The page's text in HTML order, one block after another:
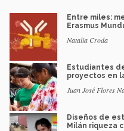
Entre miles:
Erasmus
Natalia Croda
Estudiantes
proyectos en
Juan José Flores
Diseños de
Milán riqueza